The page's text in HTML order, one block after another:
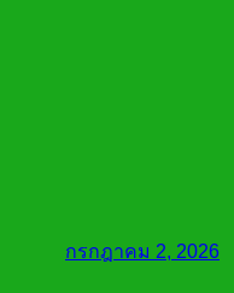
กรกฎาคม 2, 2026